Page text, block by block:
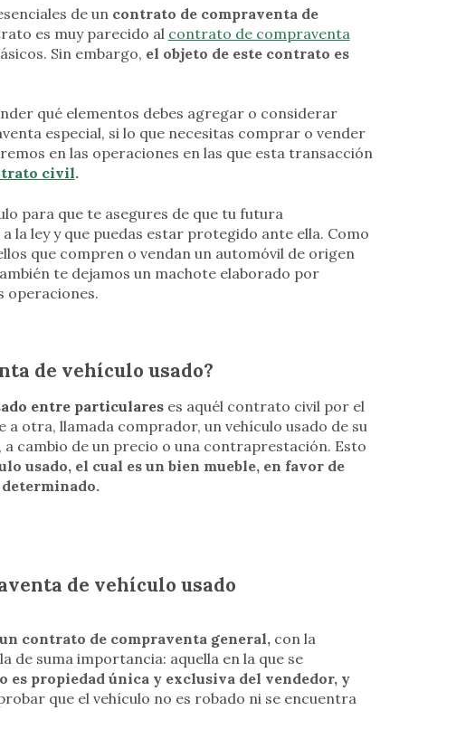
de un contrato de compraventa de
es muy parecido al contrato de compraventa
Sin embargo, el objeto de este contrato es
qué elementos debes agregar o considerar
especial, si lo que necesitas comprar o vender
en las operaciones en las que esta transacción
civil.
para que te asegures de que tu futura
la ley y que puedas estar protegido ante ella. Como
que compren o vendan un automóvil de origen
te dejamos un machote elaborado por
operaciones.
de vehículo usado?
entre particulares es aquél contrato civil por el
otra, llamada comprador, un vehículo usado de su
cambio de un precio o una contraprestación. Esto
usado, el cual es un bien mueble, en favor de
de vehículo usado
contrato de compraventa general,con la
de suma importancia: aquella en la que se
es propiedad única y exclusiva del vendedor, y
que el vehículo no es robado ni se encuentra